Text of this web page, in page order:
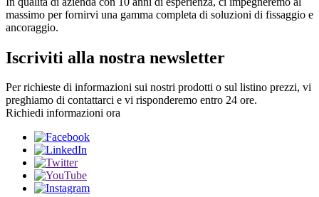
massimo per fornirvi una gamma completa di soluzioni di fissaggio e
ancoraggio.
Iscriviti alla nostra newsletter
Per richieste di informazioni sui nostri prodotti o sul listino prezzi, vi
preghiamo di contattarci e vi risponderemo entro 24 ore.
Richiedi informazioni ora